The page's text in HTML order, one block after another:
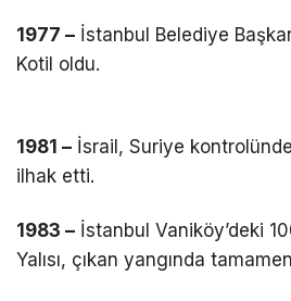
1977 – İstanbul Belediye
Kotil oldu.
1981 – İsrail, Suriye
ilhak etti.
1983 – İstanbul Vaniköy’deki
Yalısı, çıkan yangında